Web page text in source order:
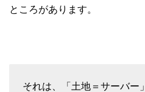
ところがあります。
それは、「土地＝サーバー